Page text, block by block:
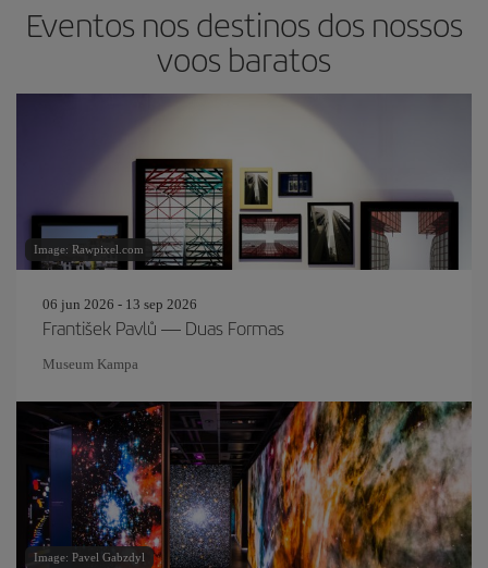
Eventos nos destinos dos nossos
voos baratos
Image: Rawpixel.com
06 jun 2026 - 13 sep 2026
František Pavlů — Duas Formas
Museum Kampa
Image: Pavel Gabzdyl